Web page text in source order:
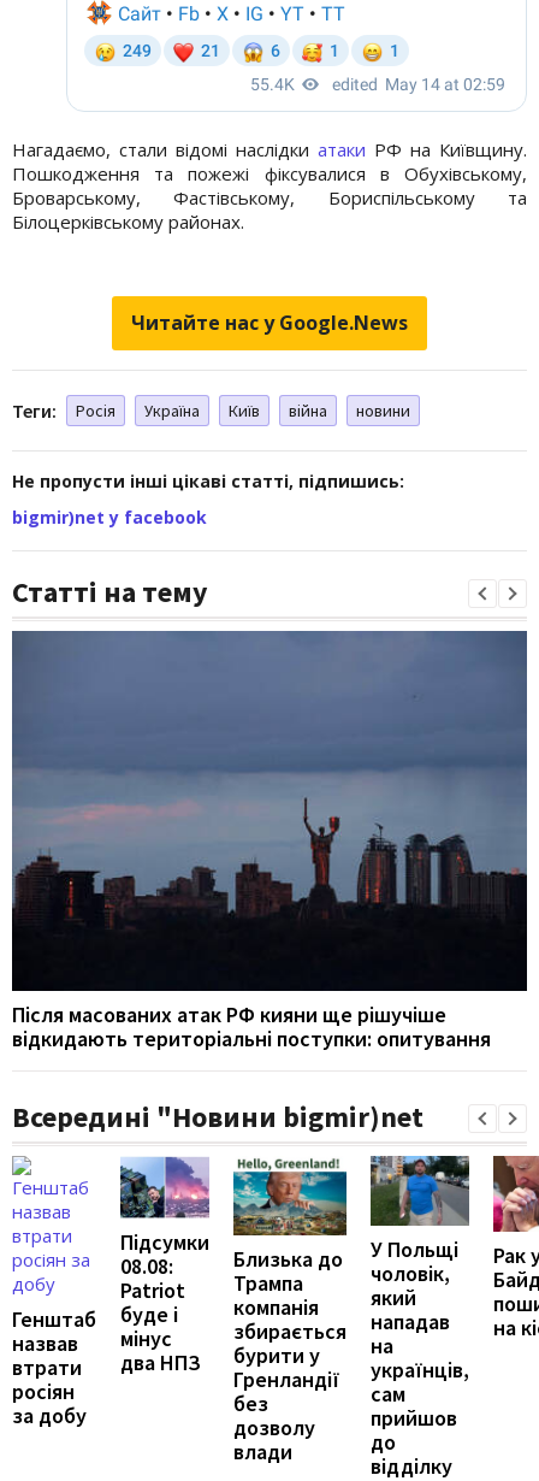
Нагадаємо, стали відомі наслідки атаки РФ на Київщину.
Пошкодження та пожежі фіксувалися в Обухівському,
Броварському, Фастівському, Бориспільському та
Білоцерківському районах.
Читайте нас у Google.News
Теги: Росія Україна Київ війна новини
Не пропусти інші цікаві статті, підпишись:
bigmir)net у facebook
Статті на тему
Після масованих атак РФ кияни ще рішучіше
відкидають територіальні поступки: опитування
Всередині "Новини bigmir)net
Генштаб
назвав
втрати
росіян
за добу
Підсумки
08.08:
Patriot
буде і
мінус
два НПЗ
Близька до
Трампа
компанія
збирається
бурити у
Гренландії
без
дозволу
влади
У Польщі
чоловік,
який
нападав
на
українців,
сам
прийшов
до
відділку
Рак
на